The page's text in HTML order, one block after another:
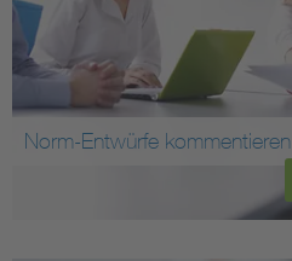
Norm-Entwürfe kommentieren